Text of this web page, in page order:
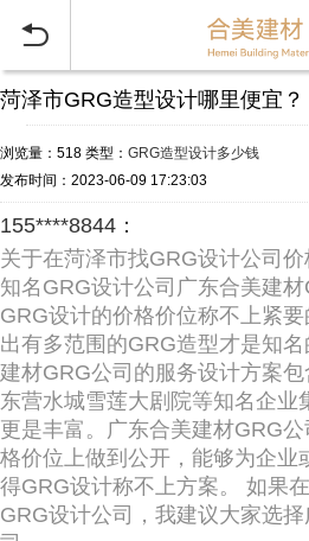

菏泽市GRG造型设计哪里便宜？
浏览量：518 类型： GRG造型设计多少钱
发布时间：2023-06-09 17:23:03
155****8844：
关于在菏泽市找GRG设计公司
知名GRG设计公司广东合美建材
GRG设计的价格价位称不上紧
出有多范围的GRG造型才是知
建材GRG公司的服务设计方案
东营水城雪莲大剧院等知名企业
更是丰富。广东合美建材GRG
格价位上做到公开，能够为企业
得GRG设计称不上方案。 如果
GRG设计公司，我建议大家选